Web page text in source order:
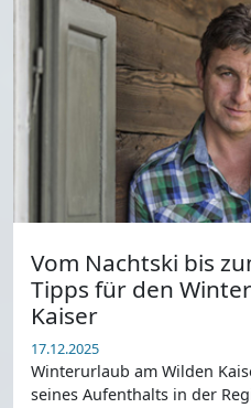
Vom Nachtski bis
Tipps für den
Kaiser
17.12.2025
Winterurlaub am Wilden
seines Aufenthalts in der